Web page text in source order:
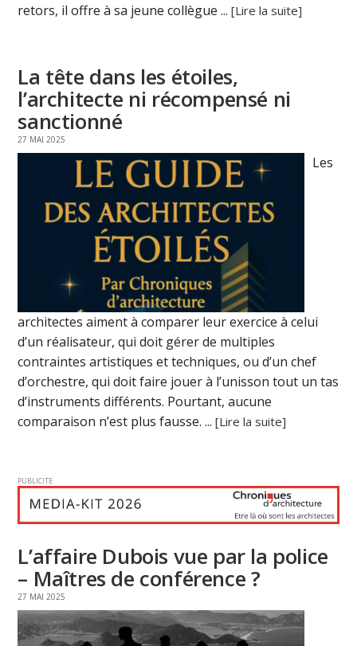
retors, il offre à sa jeune collègue ...[Lire la suite]
La tête dans les étoiles,
l’architecte ni récompensé ni
sanctionné
27 MAI 2025
Les
architectes aiment à comparer leur exercice à celui
d’un réalisateur, qui doit gérer de multiples
contraintes artistiques et techniques, ou d’un chef
d’orchestre, qui doit faire jouer à l’unisson tout un tas
d’instruments différents. Pourtant, aucune
comparaison n’est plus fausse. ...[Lire la suite]
PUBLICITE
L’affaire Dubois vue par la police
– Maîtres de conférence ?
27 MAI 2025